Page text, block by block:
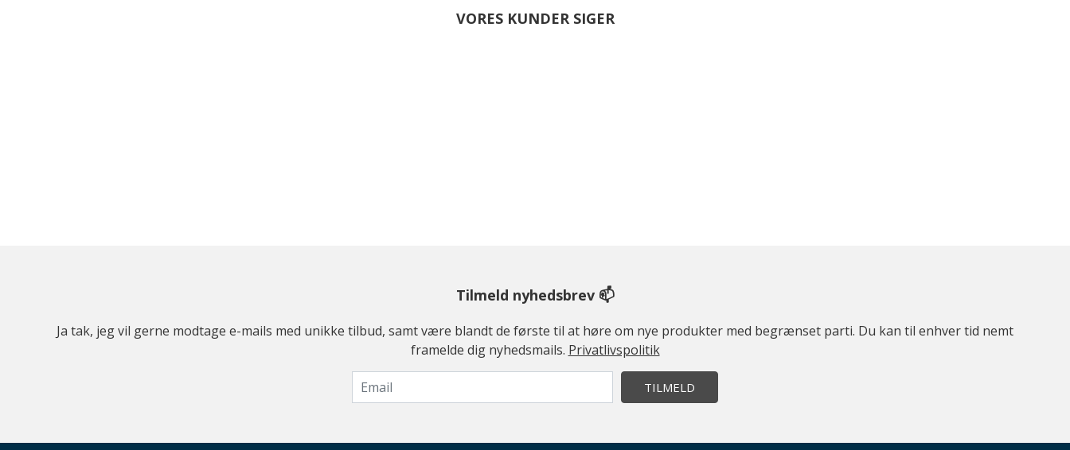
VORES KUNDER SIGER
Tilmeld nyhedsbrev 📫
Ja tak, jeg vil gerne modtage e-mails med unikke tilbud, samt være blandt de første til at høre om nye produkter med begrænset parti. Du kan til enhver tid nemt
framelde dig nyhedsmails. Privatlivspolitik
TILMELD